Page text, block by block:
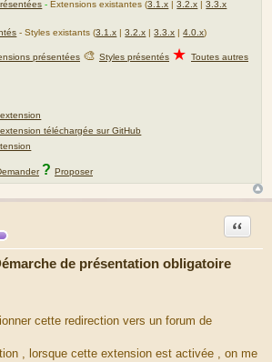
-Extensions existantes (3.1.x |3.2.x |3.3.x
- Styles existants (3.1.x |3.2.x |3.3.x |4.0.x)
présentées 🎨 Styles présentés ★ Toutes autres
téléchargée sur GitHub
? Proposer
de présentation obligatoire
Citation
cette redirection vers un forum de
, lorsque cette extension est activée , on me